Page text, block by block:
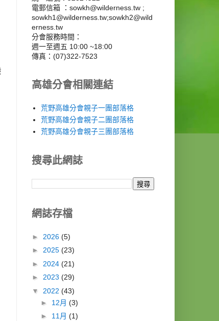
電郵信箱 ：sowkh@wilderness.tw ;
sowkh1@wilderness.tw;sowkh2@wild
erness.tw
分會服務時間：
週一至週五 10:00 ~18:00
傳真：(07)322-7523
高雄分會相關連結
荒野高雄分會親子一團部落格
荒野高雄分會親子二團部落格
荒野高雄分會親子三團部落格
搜尋此網誌
網誌存檔
► 2026 (5)
► 2025 (23)
► 2024 (21)
► 2023 (29)
▼ 2022 (43)
► 12月 (3)
► 11月 (1)